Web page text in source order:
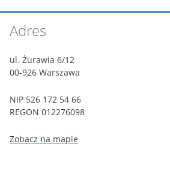
Stopka
witryny
Adres
ul. Żurawia 6/12
00-926 Warszawa
NIP 526 172 54 66
REGON 012276098
Zobacz na mapie